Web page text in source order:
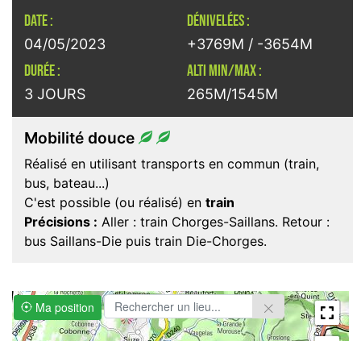
DATE :
04/05/2023
DURÉE :
3 JOURS
DÉNIVELÉES :
+3769M / -3654M
ALTI MIN/MAX :
265M/1545M
Mobilité douce
Réalisé en utilisant transports en commun (train,
bus, bateau...)
C'est possible (ou réalisé) en train
Précisions : Aller : train Chorges-Saillans. Retour :
bus Saillans-Die puis train Die-Chorges.
Ma position